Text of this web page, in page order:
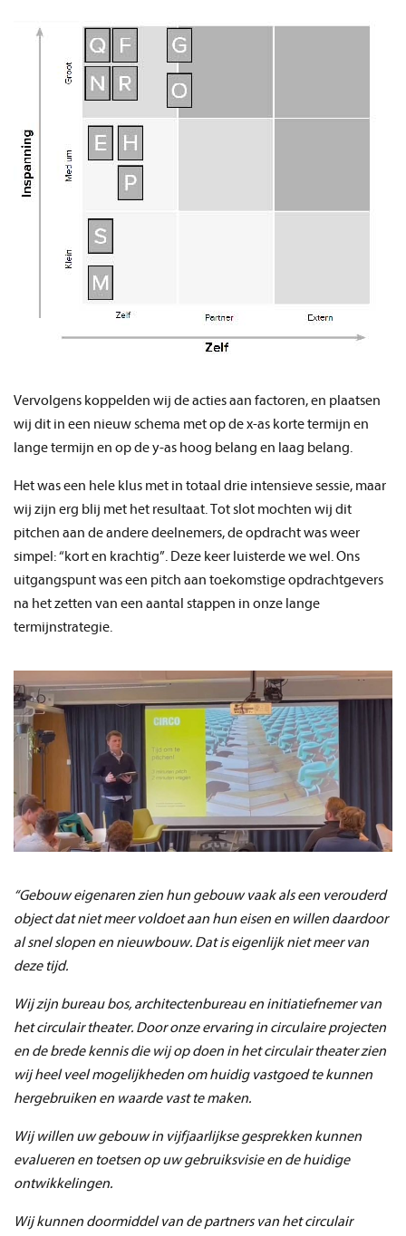
Vervolgens koppelden wij de acties aan factoren, en plaatsen
wij dit in een nieuw schema met op de x-as korte termijn en
lange termijn en op de y-as hoog belang en laag belang.
Het was een hele klus met in totaal drie intensieve sessie, maar
wij zijn erg blij met het resultaat. Tot slot mochten wij dit
pitchen aan de andere deelnemers, de opdracht was weer
simpel: “kort en krachtig”. Deze keer luisterde we wel. Ons
uitgangspunt was een pitch aan toekomstige opdrachtgevers
na het zetten van een aantal stappen in onze lange
termijnstrategie.
“Gebouw eigenaren zien hun gebouw vaak als een verouderd
object dat niet meer voldoet aan hun eisen en willen daardoor
al snel slopen en nieuwbouw. Dat is eigenlijk niet meer van
deze tijd.
Wij zijn bureau bos, architectenbureau en initiatiefnemer van
het circulair theater. Door onze ervaring in circulaire projecten
en de brede kennis die wij op doen in het circulair theater zien
wij heel veel mogelijkheden om huidig vastgoed te kunnen
hergebruiken en waarde vast te maken.
Wij willen uw gebouw in vijfjaarlijkse gesprekken kunnen
evalueren en toetsen op uw gebruiksvisie en de huidige
ontwikkelingen.
Wij kunnen doormiddel van de partners van het circulair